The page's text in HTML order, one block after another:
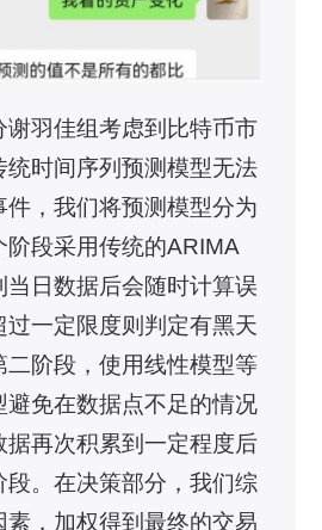
谢羽佳组考虑到比特币市
统时间序列预测模型无法
件，我们将预测模型分为
阶段采用传统的ARIMA
当日数据后会随时计算误
过一定限度则判定有黑天
二阶段，使用线性模型等
避免在数据点不足的情况
据再次积累到一定程度后
段。在决策部分，我们综
素，加权得到最终的交易